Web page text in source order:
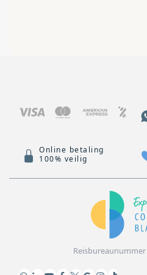
Online betaling
100% veilig
Reisbureaunummer